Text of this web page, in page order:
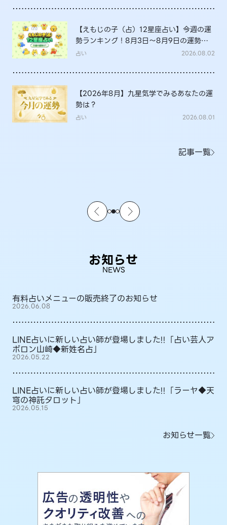
【えもじの子（占）12星座占い】今週の運
勢ランキング！8月3日～8月9日の運勢
は？
占い 2026.08.02
【2026年8月】九星気学でみるあなたの運
勢は？
占い 2026.08.01
記事一覧
お知らせ
NEWS
有料占いメニューの販売終了のお知らせ
2026.06.08
LINE占いに新しい占い師が登場しました!!「占い芸人ア
ポロン山崎◆新姓名占」
2026.05.22
LINE占いに新しい占い師が登場しました!!「ラーヤ◆天
穹の神託タロット」
2026.05.15
お知らせ一覧